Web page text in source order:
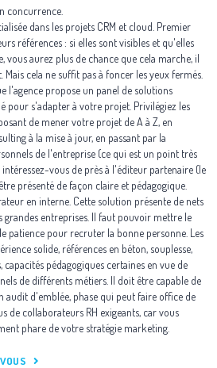
concurrence.
dans les projets CRM et cloud. Premier
références : si elles sont visibles et qu'elles
vous aurez plus de chance que cela marche, il
Mais cela ne suffit pas à foncer les yeux fermés.
l'agence propose un panel de solutions
pour s'adapter à votre projet. Privilégiez les
de mener votre projet de A à Z, en
à la mise à jour, en passant par la
de l'entreprise (ce qui est un point très
vous de près à l'éditeur partenaire (le
présenté de façon claire et pédagogique.
en interne. Cette solution présente de nets
grandes entreprises. Il faut pouvoir mettre le
patience pour recruter la bonne personne. Les
solide, références en béton, souplesse,
capacités pédagogiques certaines en vue de
de différents métiers. Il doit être capable de
audit d'emblée, phase qui peut faire office de
de collaborateurs RH exigeants, car vous
phare de votre stratégie marketing.